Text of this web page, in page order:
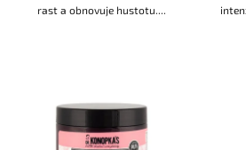
rast a obnovuje hustotu....